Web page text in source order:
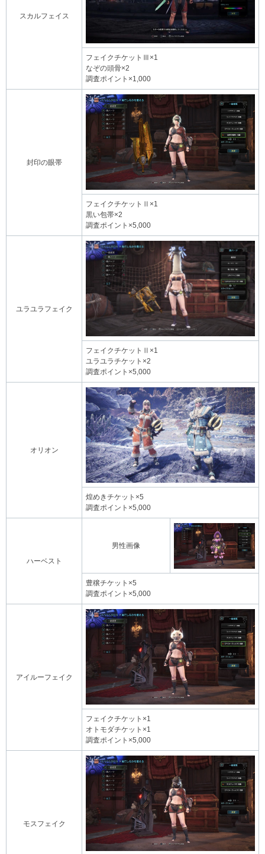
スカルフェイス
フェイクチケットⅢ×1
なぞの頭骨×2
調査ポイント×1,000
封印の眼帯
フェイクチケットⅡ×1
黒い包帯×2
調査ポイント×5,000
ユラユラフェイク
フェイクチケットⅡ×1
ユラユラチケット×2
調査ポイント×5,000
オリオン
煌めきチケット×5
調査ポイント×5,000
ハーベスト
男性画像
豊穣チケット×5
調査ポイント×5,000
アイルーフェイク
フェイクチケット×1
オトモダチケット×1
調査ポイント×5,000
モスフェイク